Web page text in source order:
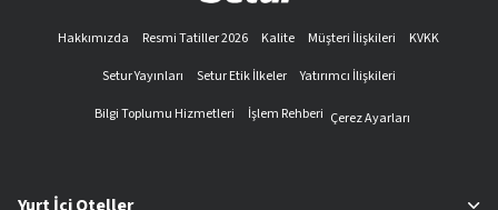
Hakkımızda Resmi Tatiller 2026 Kalite Müşteri İlişkileri
KVKK
Setur Yayınları
Setur Etik İlkeler
Yatırımcı İlişkileri
Bilgi Toplumu Hizmetleri
İşlem Rehberi Çerez Ayarları
Yurt İçi Oteller